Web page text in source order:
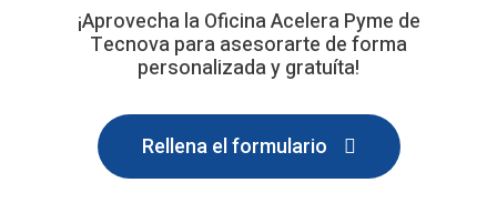
¡Aprovecha la Oficina Acelera Pyme de
Tecnova para asesorarte de forma
personalizada y gratuíta!
Rellena el formulario